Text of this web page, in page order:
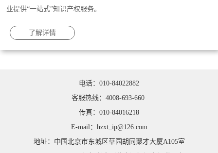
业提供“一站式”知识产权服务。
了解详情
电话：010-84022882
客服热线：4008-693-660
传真：010-84016218
E-mail：hzxt_ip@126.com
地址：中国北京市东城区草园胡同聚才大厦A105室